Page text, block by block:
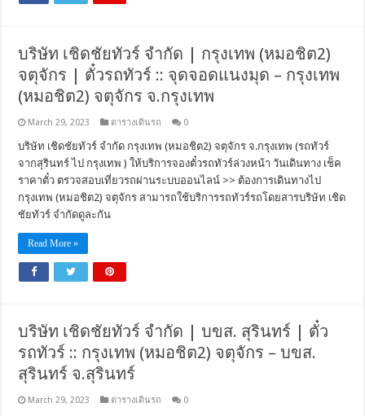
บริษัท เชิดชัยทัวร์ จำกัด | กรุงเทพ (หมอชิต2)
จตุจักร | ตั๋วรถทัวร์ :: จุดจอดแนงมุด – กรุงเทพ
(หมอชิต2) จตุจักร จ.กรุงเทพ
March 29, 2023 ตารางเดินรถ 0
บริษัท เชิดชัยทัวร์ จำกัด กรุงเทพ (หมอชิต2) จตุจักร จ.กรุงเทพ (รถทัวร์
จากสุรินทร์ ไป กรุงเทพ ) ให้บริการจองตั๋วรถทัวร์ล่วงหน้า วันเดินทาง เช็ค
ราคาตั๋ว ตรวจสอบเที่ยวรถผ่านระบบออนไลน์ >> ต้องการเดินทางไป
กรุงเทพ (หมอชิต2) จตุจักร สามารถใช้บริการรถทัวร์รถโดยสารบริษัท เชิด
ชัยทัวร์ จำกัดดูละกัน
Read More »
บริษัท เชิดชัยทัวร์ จำกัด | บขส. สุรินทร์ | ตั๋ว
รถทัวร์ :: กรุงเทพ (หมอชิต2) จตุจักร – บขส.
สุรินทร์ จ.สุรินทร์
March 29, 2023 ตารางเดินรถ 0